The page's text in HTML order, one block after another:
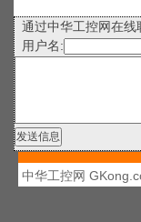
通过中华工控网在线
用户名:
中华工控网